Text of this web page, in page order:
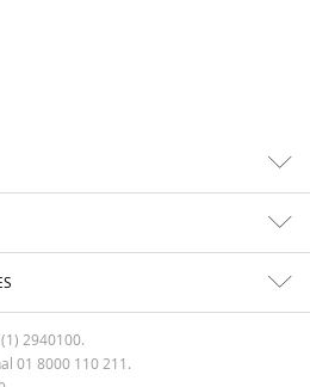
2940100.
01 8000 110 211.